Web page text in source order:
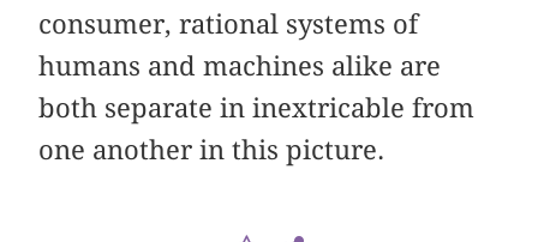
consumer, rational systems of
humans and machines alike are
both separate in inextricable from
one another in this picture.